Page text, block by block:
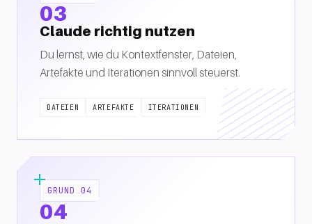
03
Claude richtig nutzen
Du lernst, wie du Kontextfenster, Dateien,
Artefakte und Iterationen sinnvoll steuerst.
DATEIEN ARTEFAKTE ITERATIONEN
GRUND 04
04